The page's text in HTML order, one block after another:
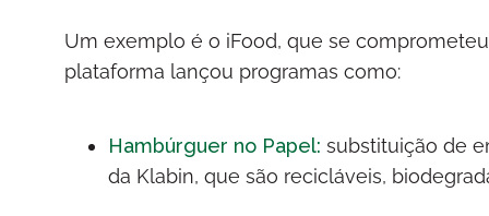
Um exemplo é o iFood, que se
plataforma lançou programas como:
Hambúrguer no Papel: substituição de
da Klabin, que são recicláveis,